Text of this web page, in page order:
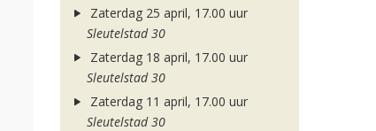
Zaterdag 25 april, 17.00 uur
Sleutelstad 30
Zaterdag 18 april, 17.00 uur
Sleutelstad 30
Zaterdag 11 april, 17.00 uur
Sleutelstad 30